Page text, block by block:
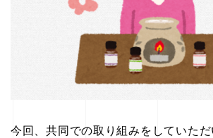
今回、共同での取り組みをしていた